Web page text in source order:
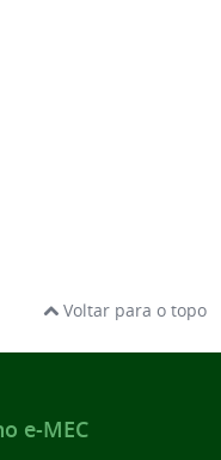
Voltar para o topo
e-MEC